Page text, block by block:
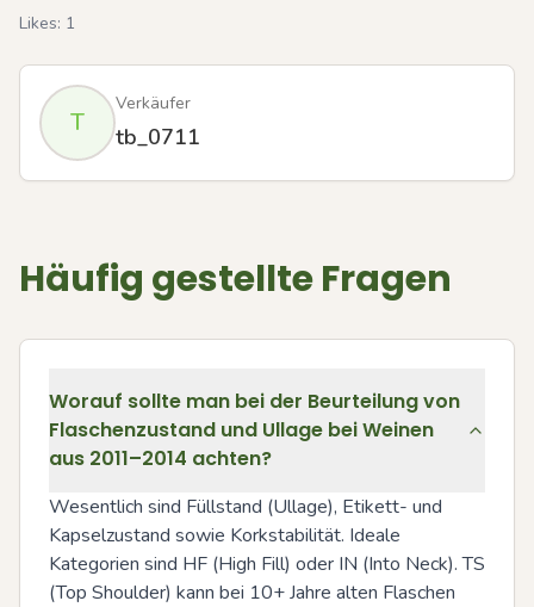
Likes: 1
T
Verkäufer
tb_0711
Häufig gestellte Fragen
Worauf sollte man bei der Beurteilung von
Flaschenzustand und Ullage bei Weinen
aus 2011–2014 achten?
Wesentlich sind Füllstand (Ullage), Etikett- und
Kapselzustand sowie Korkstabilität. Ideale
Kategorien sind HF (High Fill) oder IN (Into Neck). TS
(Top Shoulder) kann bei 10+ Jahre alten Flaschen